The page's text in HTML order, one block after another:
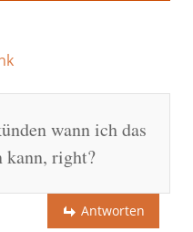
wann ich das
kann, right?
Antworten